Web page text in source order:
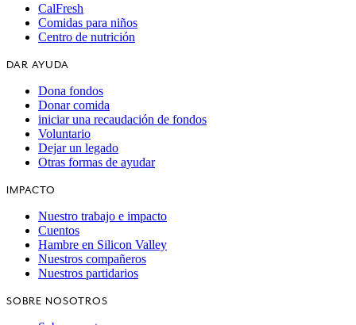
CalFresh
Comidas para niños
Centro de nutrición
DAR AYUDA
Dona fondos
Donar comida
iniciar una recaudación de fondos
Voluntario
Dejar un legado
Otras formas de ayudar
IMPACTO
Nuestro trabajo e impacto
Cuentos
Hambre en Silicon Valley
Nuestros compañeros
Nuestros partidarios
SOBRE NOSOTROS